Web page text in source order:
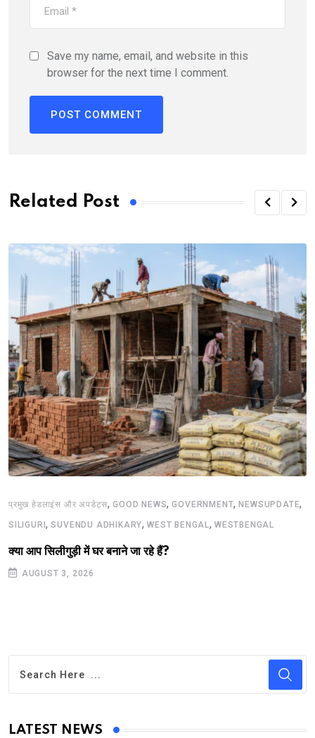
Save my name, email, and website in this
browser for the next time I comment.
Related Post
प्रमुख हेडलाइंस और अपडेट्स,GOOD NEWS,GOVERNMENT,NEWSUPDATE,
SILIGURI,SUVENDU ADHIKARY,WEST BENGAL,WESTBENGAL
क्या आप सिलीगुड़ी में घर बनाने जा रहे हैं?
AUGUST 3, 2026
LATEST NEWS